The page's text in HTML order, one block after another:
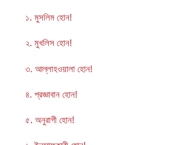
১. মুসলিম হোন!
২. মুখলিস হোন!
৩. আল্লাহওয়ালা হোন!
৪. প্রজ্ঞাবান হোন!
৫. অনুরাগী হোন!